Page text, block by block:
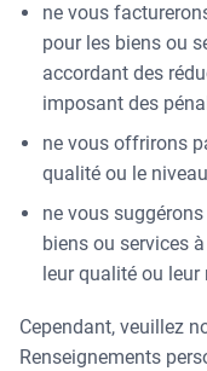
ne vous
pour les biens ou
accordant des
imposant des
ne vous offrirons
qualité ou le
ne vous
biens ou services
leur qualité ou
Cependant, veuillez
Renseignements